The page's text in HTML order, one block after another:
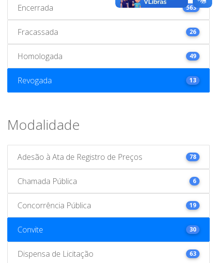
Encerrada 563
Fracassada 26
Homologada 49
Revogada 13
Modalidade
Adesão à Ata de Registro de Preços 78
Chamada Pública 6
Concorrência Pública 19
Convite 30
Dispensa de Licitação 63